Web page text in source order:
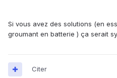
Si vous avez des solutions (en
groumant en batterie ) ça serait
Citer